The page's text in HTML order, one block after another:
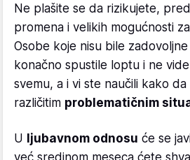
Ne plašite se da rizikujete,
promena i velikih mogućnosti
Osobe koje nisu bile
konačno spustile loptu i ne
svemu, a i vi ste naučili kako da
različitim problematičnim
U ljubavnom odnosu će se
već sredinom meseca ćete